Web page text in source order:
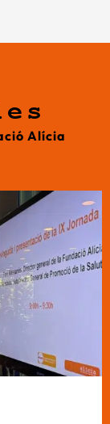
Alícia